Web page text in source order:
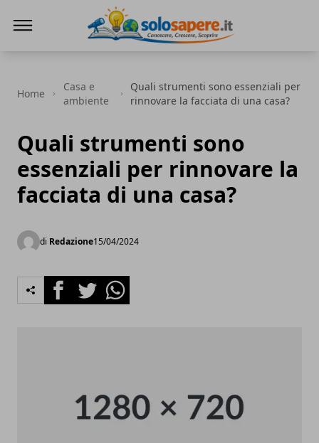
Home
Casa e
ambiente
Quali strumenti sono essenziali per
rinnovare la facciata di una casa?
Quali strumenti sono
essenziali per rinnovare la
facciata di una casa?
di Redazione15/04/2024
FacebookTwitterWhatsapp